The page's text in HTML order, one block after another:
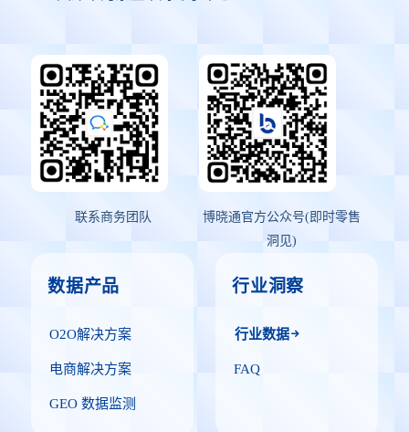
联系商务团队
博晓通官方公众号(即时零售
洞见)
数据产品
O2O解决方案
电商解决方案
GEO 数据监测
行业洞察
行业数据
FAQ